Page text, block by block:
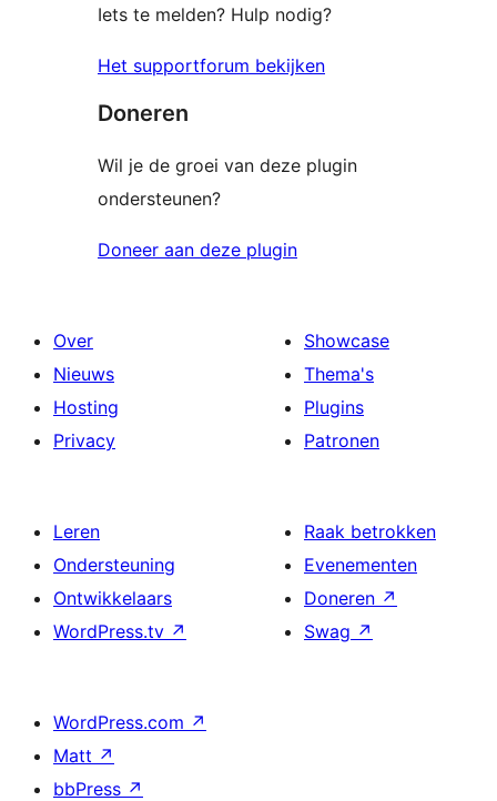
Iets te melden? Hulp nodig?
Het supportforum bekijken
Doneren
Wil je de groei van deze plugin
ondersteunen?
Doneer aan deze plugin
Over
Nieuws
Hosting
Privacy
Showcase
Thema's
Plugins
Patronen
Leren
Ondersteuning
Ontwikkelaars
WordPress.tv ↗
Raak betrokken
Evenementen
Doneren ↗
Swag ↗
WordPress.com ↗
Matt ↗
bbPress ↗